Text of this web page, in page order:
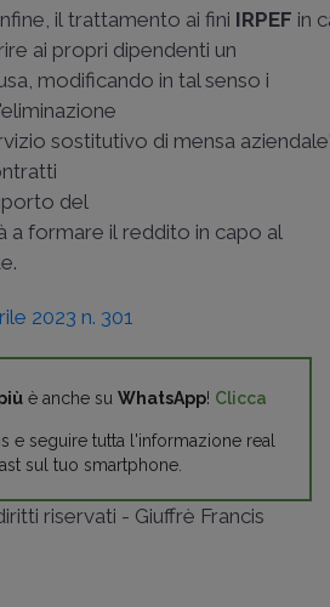
il trattamento ai fini IRPEF in
ai propri dipendenti un
modificando in tal senso i
sostitutivo di mensa
del
a formare il reddito in capo al
2023 n. 301
è anche su WhatsApp! Clicca
e seguire tutta l'informazione real
sul tuo smartphone.
riservati - Giuffrè Francis